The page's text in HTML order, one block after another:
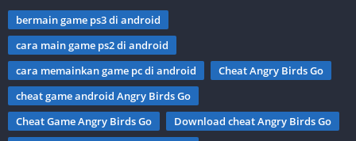
bermain game ps3 di android
cara main game ps2 di android
cara memainkan game pc di android
Cheat Angry Birds Go
cheat game android Angry Birds Go
Cheat Game Angry Birds Go
Download cheat Angry Birds Go